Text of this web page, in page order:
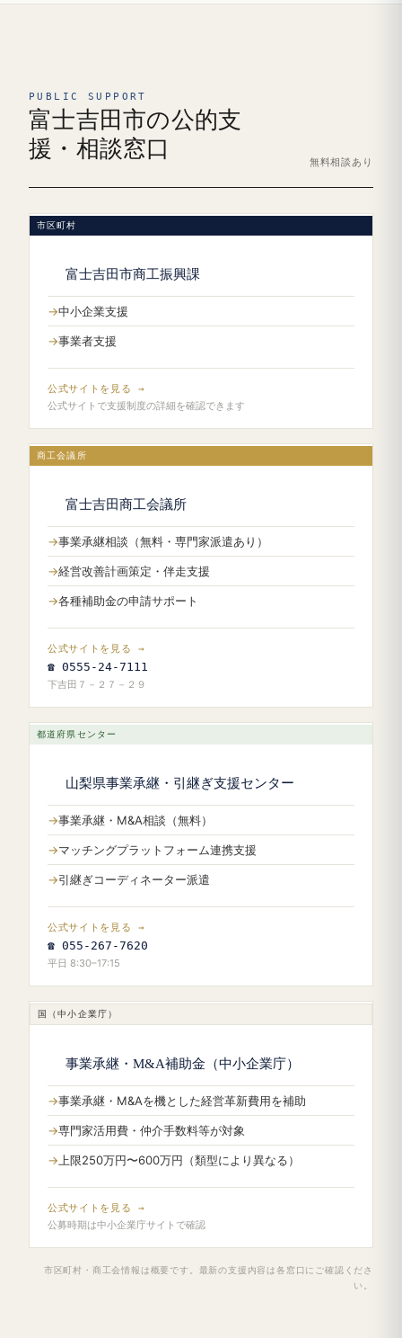
PUBLIC SUPPORT
富士吉田市の公的支
援・相談窓口
無料相談あり
市区町村
富士吉田市商工振興課
中小企業支援
事業者支援
公式サイトを見る →
公式サイトで支援制度の詳細を確認できます
商工会議所
富士吉田商工会議所
事業承継相談（無料・専門家派遣あり）
経営改善計画策定・伴走支援
各種補助金の申請サポート
公式サイトを見る →
☎ 0555-24-7111
下吉田７－２７－２９
都道府県センター
山梨県事業承継・引継ぎ支援センター
事業承継・M&A相談（無料）
マッチングプラットフォーム連携支援
引継ぎコーディネーター派遣
公式サイトを見る →
☎ 055-267-7620
平日 8:30–17:15
国（中小企業庁）
事業承継・M&A補助金（中小企業庁）
事業承継・M&Aを機とした経営革新費用を補助
専門家活用費・仲介手数料等が対象
上限250万円〜600万円（類型により異なる）
公式サイトを見る →
公募時期は中小企業庁サイトで確認
市区町村・商工会情報は概要です。最新の支援内容は各窓口にご確認くださ
い。